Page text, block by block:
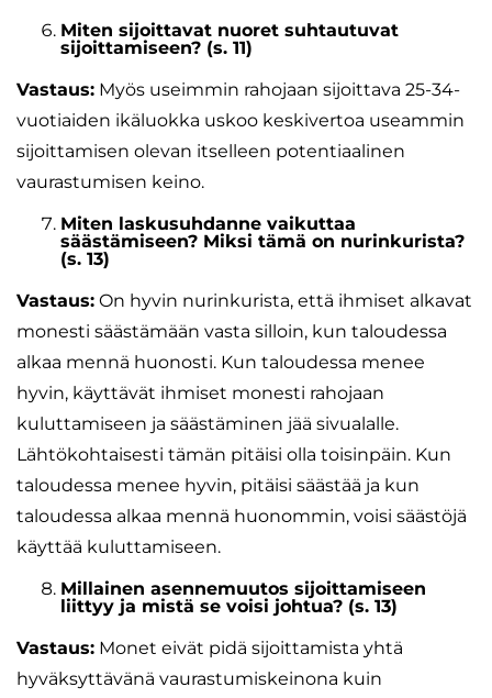
Miten sijoittavat nuoret suhtautuvat
sijoittamiseen? (s. 11)
Vastaus: Myös useimmin rahojaan sijoittava 25-34-
vuotiaiden ikäluokka uskoo keskivertoa useammin
sijoittamisen olevan itselleen potentiaalinen
vaurastumisen keino.
Miten laskusuhdanne vaikuttaa
säästämiseen? Miksi tämä on nurinkurista?
(s. 13)
Vastaus: On hyvin nurinkurista, että ihmiset alkavat
monesti säästämään vasta silloin, kun taloudessa
alkaa mennä huonosti. Kun taloudessa menee
hyvin, käyttävät ihmiset monesti rahojaan
kuluttamiseen ja säästäminen jää sivualalle.
Lähtökohtaisesti tämän pitäisi olla toisinpäin. Kun
taloudessa menee hyvin, pitäisi säästää ja kun
taloudessa alkaa mennä huonommin, voisi säästöjä
käyttää kuluttamiseen.
Millainen asennemuutos sijoittamiseen
liittyy ja mistä se voisi johtua? (s. 13)
Vastaus: Monet eivät pidä sijoittamista yhtä
hyväksyttävänä vaurastumiskeinona kuin